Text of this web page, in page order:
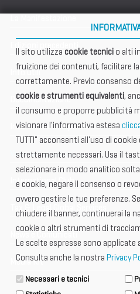
Info utili
Documentazione
Informazione importante
Vetrina Espositori
International Club
Tax & Legal Global Services
News e Comunicati
Media Kit
Il sito utilizza cookie tecnicio alti
fruizione dei contenuti, facilitare
correttamente. Previo consenso
cookie e strumenti equivalenti,
il consumo e proporre pubblicità
visionare l'informativa estesa
TUTTI" acconsenti all'uso di
strettamente necessari. Usa il tasto
selezionare in modo analitico
e cookie, negare il consenso o
ovvero gestire le tue preferenze.
chiudere il banner, continuerai la
cookie o altri strumenti di
Le scelte espresse sono
Consulta anche la nostra Privacy
Necessari e tecnici